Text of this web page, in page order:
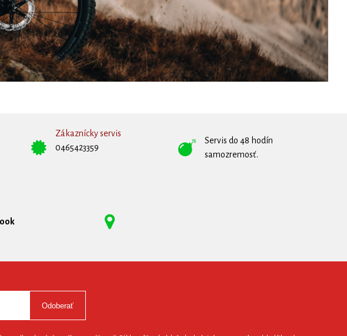
Zákaznícky servis
0465423359
Servis do 48 hodín
samozremosť.
Odoberať